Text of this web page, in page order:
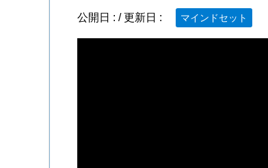
公開日 : / 更新日 : マインドセット